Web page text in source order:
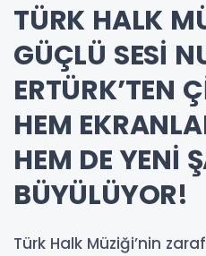
TÜRK HALK
GÜÇLÜ SESİ
ERTÜRK’TEN
HEM
HEM DE YENİ
BÜYÜLÜYOR!
Türk Halk Müziği’nin